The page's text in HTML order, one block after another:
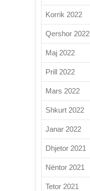
Korrik 2022
Qershor 2022
Maj 2022
Prill 2022
Mars 2022
Shkurt 2022
Janar 2022
Dhjetor 2021
Nëntor 2021
Tetor 2021